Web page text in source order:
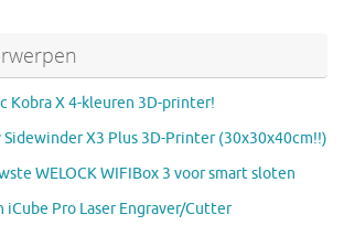
Kobra X 4-kleuren 3D-printer!
X3 Plus 3D-Printer (30x30x40cm!!)
WELOCK WIFIBox 3 voor smart sloten
iCube Pro Laser Engraver/Cutter